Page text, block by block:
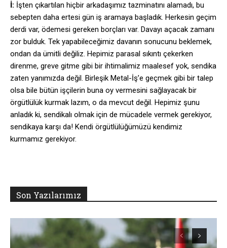
İ: İşten çıkartılan hiçbir arkadaşımız tazminatını alamadı, bu
sebepten daha ertesi gün iş aramaya başladık. Herkesin geçim
derdi var, ödemesi gereken borçları var. Davayı açacak zamanı
zor bulduk. Tek yapabileceğimiz davanın sonucunu beklemek,
ondan da ümitli değiliz. Hepimiz parasal sıkıntı çekerken
direnme, greve gitme gibi bir ihtimalimiz maalesef yok, sendika
zaten yanımızda değil. Birleşik Metal-İş’e geçmek gibi bir talep
olsa bile bütün işçilerin buna oy vermesini sağlayacak bir
örgütlülük kurmak lazım, o da mevcut değil. Hepimiz şunu
anladık ki, sendikalı olmak için de mücadele vermek gerekiyor,
sendikaya karşı da! Kendi örgütlülüğümüzü kendimiz
kurmamız gerekiyor.
Son Yazılarımız